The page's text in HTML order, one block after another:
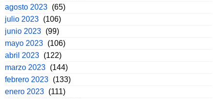
agosto 2023 (65)
julio 2023 (106)
junio 2023 (99)
mayo 2023 (106)
abril 2023 (122)
marzo 2023 (144)
febrero 2023 (133)
enero 2023 (111)